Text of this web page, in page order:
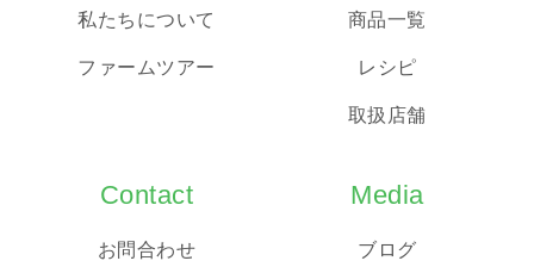
私たちについて
ファームツアー
商品一覧
レシピ
取扱店舗
Contact
お問合わせ
Media
ブログ